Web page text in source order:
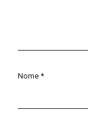
Nome *